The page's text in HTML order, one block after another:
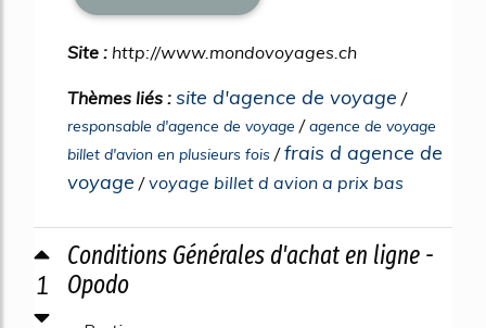
Site : http://www.mondovoyages.ch
Thèmes liés : site d'agence de voyage /
responsable d'agence de voyage /agence de voyage
billet d'avion en plusieurs fois /frais d agence de
voyage /voyage billet d avion a prix bas
1
Conditions Générales d'achat en ligne -
Opodo